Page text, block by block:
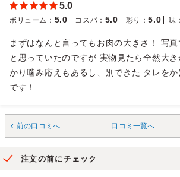
5.0
ボリューム ： 5.0 コスパ ： 5.0 彩り ：5.0 味 ：
まずはなんと言ってもお肉の大きさ！ 写
と思っていたのですが 実物見たら全然大
かり噛み応えもあるし、別できた タレを
です！
前の口コミへ 口コミ一覧へ
注文の前にチェック